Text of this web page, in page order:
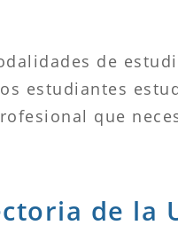
de
estudiantes
que
de la